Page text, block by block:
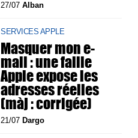
27/07Alban
SERVICES APPLE
Masquer mon e-
mail : une faille
Apple expose les
adresses réelles
(màj : corrigée)
21/07 Dargo